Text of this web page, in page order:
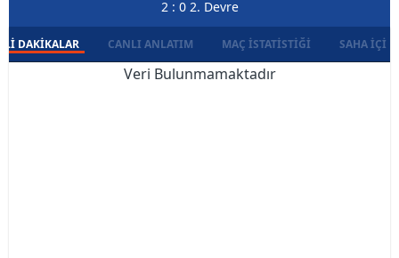
2 : 0 2. Devre
DAKIKALAR CANLI ANLATIM MAÇ İSTATISTIĞI SAHA İÇI
Veri Bulunmamaktadır